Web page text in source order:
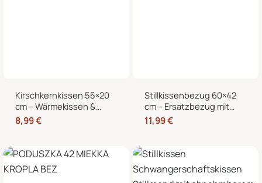
Kirschkernkissen 55×20
cm – Wärmekissen &
Kältekissen für
Mikrowelle, Nacken,
8,99€
Stillkissenbezug 60×42
cm – Ersatzbezug mit
Reißverschluss für
Stillmond & Stillhörnchen
11,99€